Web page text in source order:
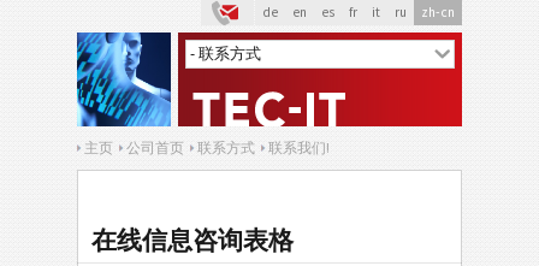
de en es fr it ru zh-cn
主页 公司首页 联系方式 联系我们!
在线信息咨询表格